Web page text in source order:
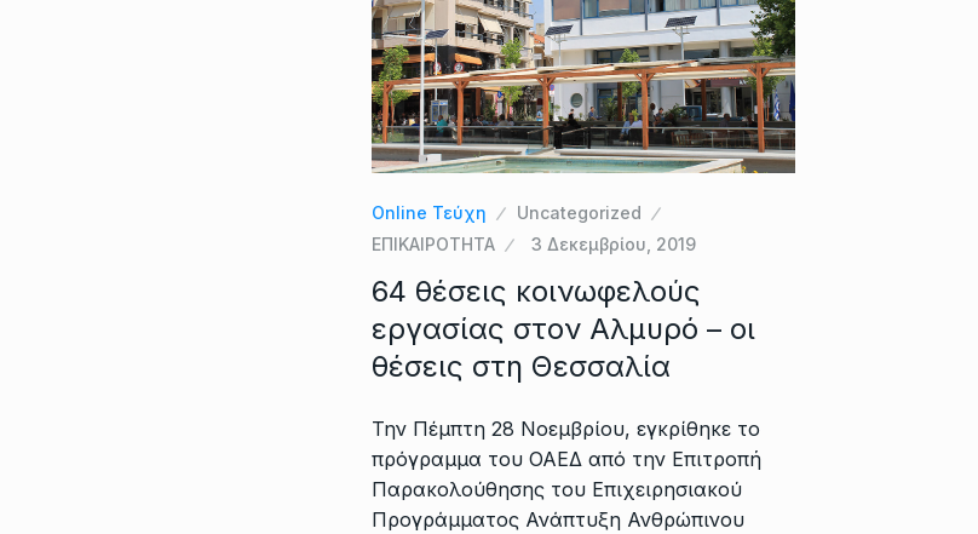
Online Τεύχη
Uncategorized
ΕΠΙΚΑΙΡΟΤΗΤΑ
3 Δεκεμβρίου, 2019
64 θέσεις κοινωφελούς
εργασίας στον Αλμυρό – οι
θέσεις στη Θεσσαλία
Την Πέμπτη 28 Νοεμβρίου, εγκρίθηκε το
πρόγραμμα του ΟΑΕΔ από την Επιτροπή
Παρακολούθησης του Επιχειρησιακού
Προγράμματος Ανάπτυξη Ανθρώπινου